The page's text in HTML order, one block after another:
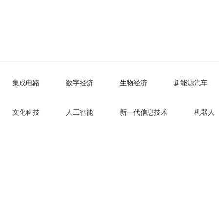
集成电路 数字经济 生物经济 新能源汽车
文化科技 人工智能 新一代信息技术 机器人